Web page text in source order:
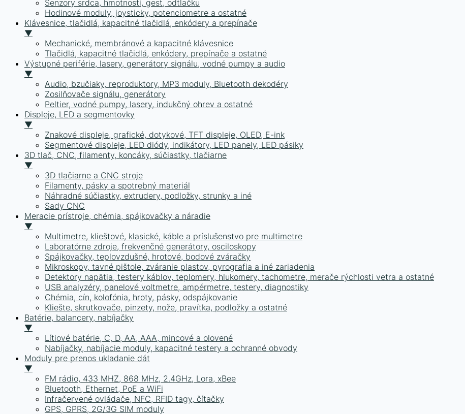
Senzory srdca, hmotnosti, gest, odtlačku
Hodinové moduly, joysticky, potenciometre a ostatné
Klávesnice, tlačidlá, kapacitné tlačidlá, enkódery a prepínače
▼
Mechanické, membránové a kapacitné klávesnice
Tlačidlá, kapacitné tlačidlá, enkódery, prepínače a ostatné
Výstupné periférie, lasery, generátory signálu, vodné pumpy a audio
▼
Audio, bzučiaky, reproduktory, MP3 moduly, Bluetooth dekodéry
Zosilňovače signálu, generátory
Peltier, vodné pumpy, lasery, indukčný ohrev a ostatné
Displeje, LED a segmentovky
▼
Znakové displeje, grafické, dotykové, TFT displeje, OLED, E-ink
Segmentové displeje, LED diódy, indikátory, LED panely, LED pásiky
3D tlač, CNC, filamenty, koncáky, súčiastky, tlačiarne
▼
3D tlačiarne a CNC stroje
Filamenty, pásky a spotrebný materiál
Náhradné súčiastky, extrudery, podložky, strunky a iné
Sady CNC
Meracie prístroje, chémia, spájkovačky a náradie
▼
Multimetre, klieštové, klasické, káble a príslušenstvo pre multimetre
Laboratórne zdroje, frekvenčné generátory, osciloskopy
Spájkovačky, teplovzdušné, hrotové, bodové zváračky
Mikroskopy, tavné pištole, zváranie plastov, pyrografia a iné zariadenia
Detektory napätia, testery káblov, teplomery, hlukomery, tachometre, merače rýchlosti vetra a ostatné
USB analyzéry, panelové voltmetre, ampérmetre, testery, diagnostiky
Chémia, cín, kolofónia, hroty, pásky, odspájkovanie
Kliešte, skrutkovače, pinzety, nože, pravítka, podložky a ostatné
Batérie, balancery, nabíjačky
▼
Lítiové batérie, C, D, AA, AAA, mincové a olovené
Nabíjačky, nabíjacie moduly, kapacitné testery a ochranné obvody
Moduly pre prenos ukladanie dát
▼
FM rádio, 433 MHZ, 868 MHz, 2.4GHz, Lora, xBee
Bluetooth, Ethernet, PoE a WiFi
Infračervené ovládače, NFC, RFID tagy, čítačky
GPS, GPRS, 2G/3G SIM moduly